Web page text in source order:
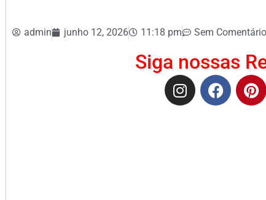
admin junho 12, 2026 11:18 pm Sem
Siga nossas